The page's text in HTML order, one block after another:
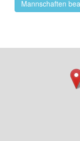
Mannschaften